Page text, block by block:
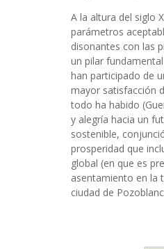
A la altura del siglo
parámetros
disonantes con las
un pilar
han participado de
mayor satisfacción
todo ha habido
y alegría hacia un
sostenible,
prosperidad que
global (en que es
asentamiento en la
ciudad de